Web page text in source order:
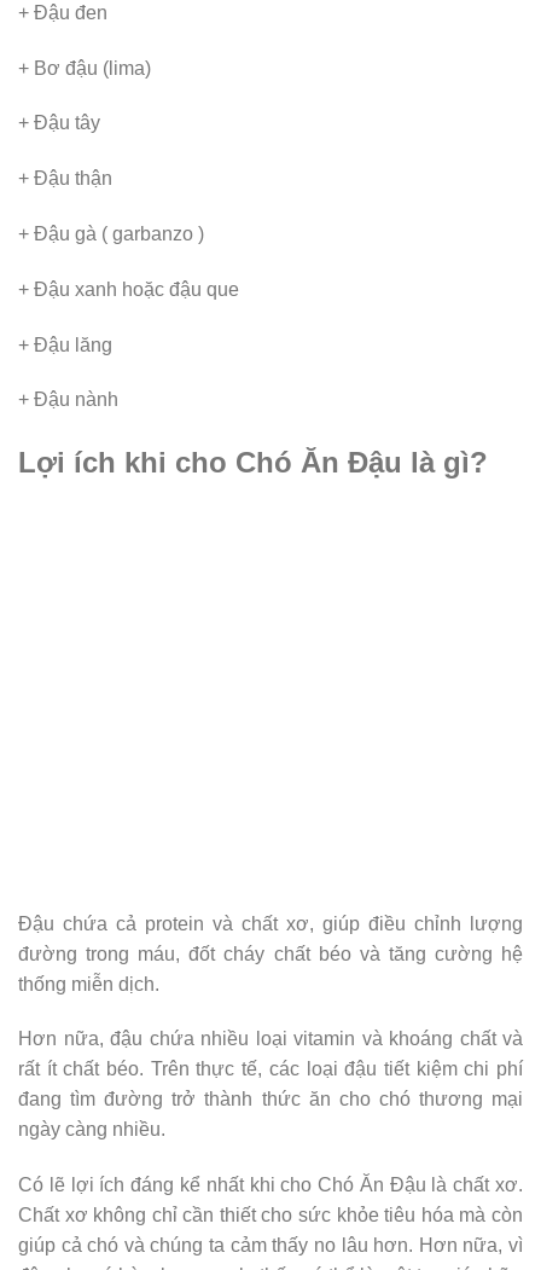
+ Đậu đen
+ Bơ đậu (lima)
+ Đậu tây
+ Đậu thận
+ Đậu gà ( garbanzo )
+ Đậu xanh hoặc đậu que
+ Đậu lăng
+ Đậu nành
Lợi ích khi cho Chó Ăn Đậu là gì?
Đậu chứa cả protein và chất xơ, giúp điều chỉnh lượng
đường trong máu, đốt cháy chất béo và tăng cường hệ
thống miễn dịch.
Hơn nữa, đậu chứa nhiều loại vitamin và khoáng chất và
rất ít chất béo. Trên thực tế, các loại đậu tiết kiệm chi phí
đang tìm đường trở thành thức ăn cho chó thương mại
ngày càng nhiều.
Có lẽ lợi ích đáng kể nhất khi cho Chó Ăn Đậu là chất xơ.
Chất xơ không chỉ cần thiết cho sức khỏe tiêu hóa mà còn
giúp cả chó và chúng ta cảm thấy no lâu hơn. Hơn nữa, vì